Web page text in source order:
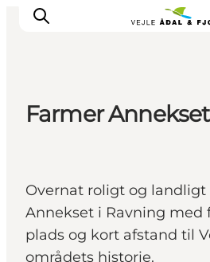
Det sker
Overnatning
Planlæg din tur
Farmer Annekset
Overnat roligt og landligt
Annekset i Ravning med
plads og kort afstand til
områdets historie.